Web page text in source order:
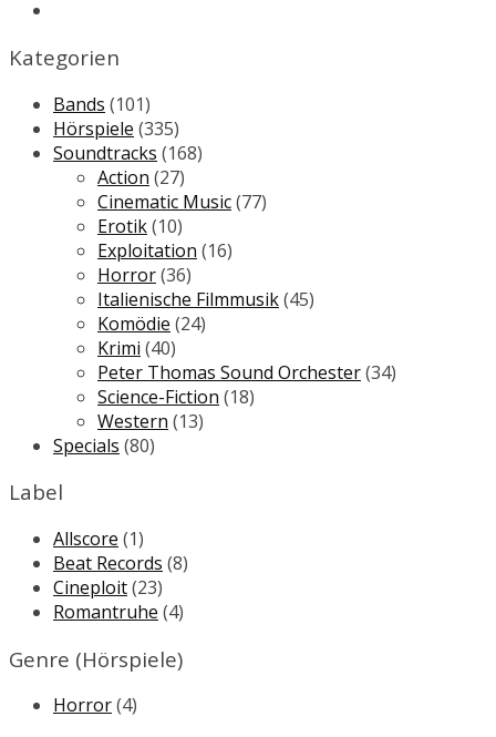
Kategorien
Bands (101)
Hörspiele (335)
Soundtracks (168)
Action (27)
Cinematic Music(77)
Erotik(10)
Exploitation (16)
Horror(36)
Italienische Filmmusik(45)
Komödie (24)
Krimi (40)
Peter Thomas Sound Orchester(34)
Science-Fiction (18)
Western (13)
Specials (80)
Label
Allscore (1)
Beat Records (8)
Cineploit(23)
Romantruhe (4)
Genre (Hörspiele)
Horror(4)